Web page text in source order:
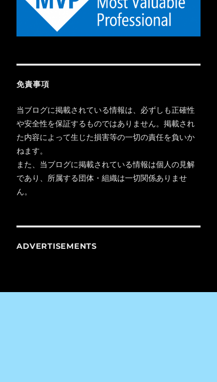
免責事項
当ブログに掲載されている情報は、必ずしも正確性
や安全性を保証するものではありません。掲載され
た内容によって生じた損害等の一切の責任を負いか
ねます。
また、当ブログに掲載されている情報は個人の見解
であり、所属する団体・組織は一切関係ありませ
ん。
ADVERTISEMENTS